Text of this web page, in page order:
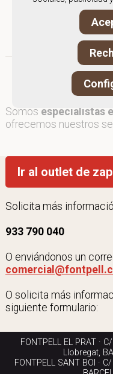
producto
Somos especialistas
ofrecemos nuestros
Ir al outlet de
Solicita más
933 790 040
O enviándonos un
O solicita más
siguiente formulario:
FONTPELL EL PRAT ·
Llobregat,
FONTPELL SANT BOI ·